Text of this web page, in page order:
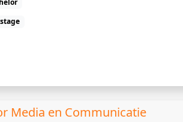
Media en Communicatie